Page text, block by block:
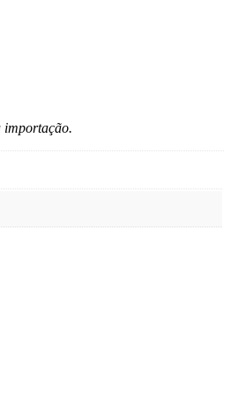
importação.